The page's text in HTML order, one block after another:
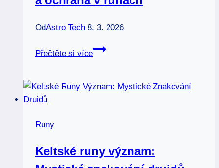
OdAstro Tech 8. 3. 2026
Přečtěte si více
Runa
Dědictví
Runy
Keltské runy význam: